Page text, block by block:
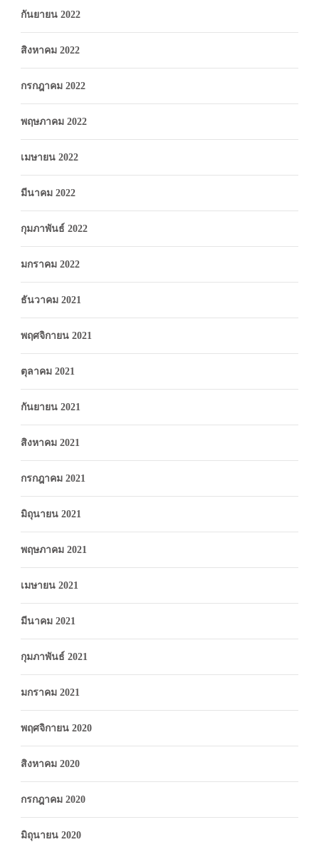
กันยายน 2022
สิงหาคม 2022
กรกฎาคม 2022
พฤษภาคม 2022
เมษายน 2022
มีนาคม 2022
กุมภาพันธ์ 2022
มกราคม 2022
ธันวาคม 2021
พฤศจิกายน 2021
ตุลาคม 2021
กันยายน 2021
สิงหาคม 2021
กรกฎาคม 2021
มิถุนายน 2021
พฤษภาคม 2021
เมษายน 2021
มีนาคม 2021
กุมภาพันธ์ 2021
มกราคม 2021
พฤศจิกายน 2020
สิงหาคม 2020
กรกฎาคม 2020
มิถุนายน 2020